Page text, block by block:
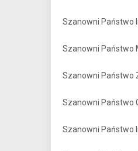
Szanowni Państwo
Szanowni Państwo
Szanowni Państwo
Szanowni Państwo
Szanowni Państwo